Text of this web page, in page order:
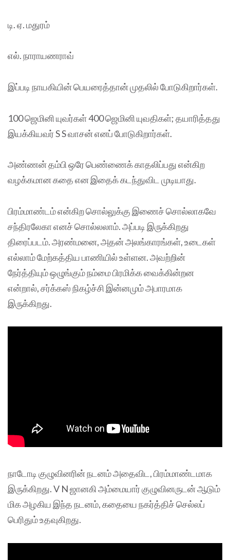
டி. ஏ. மதுரம்
எல். நாராயணராவ்
இப்படி நாயகியின் பெயரைத்தான் முதலில் போடுகிறார்கள்.
100 ஜெமினி யுவர்கள் 400 ஜெமினி யுவதிகள்; தயாரித்தது
இயக்கியவர் S S வாசன் எனப் போடுகிறார்கள்.
அண்ணன் தம்பி ஒரே பெண்ணைக் காதலிப்பது என்கிற
வழக்கமான கதை என இதைக் கடந்துவிட முடியாது.
பிரம்மாண்டம் என்கிற சொல்லுக்கு இணைச் சொல்லாகவே
சந்திரலேகா எனச் சொல்லலாம். அப்படி இருக்கிறது
திரைப்படம். அரண்மனை, அதன் அலங்காரங்கள், உடைகள்
எல்லாம் மேற்கத்திய பாணியில் உள்ளன. அவற்றின்
நேர்த்தியும் ஒழுங்கும் நம்மை பிரமிக்க வைக்கின்றன
என்றால், சர்க்கஸ் நிகழ்ச்சி இன்னமும் அபாரமாக
இருக்கிறது.
நாடோடி குழுவினரின் நடனம் அதைவிட, பிரம்மாண்டமாக
இருக்கிறது. V N ஜானகி அம்மையார் குழுவினருடன் ஆடும்
மிக அழகிய இந்த நடனம், கதையை நகர்த்திச் செல்லப்
பெரிதும் உதவுகிறது.